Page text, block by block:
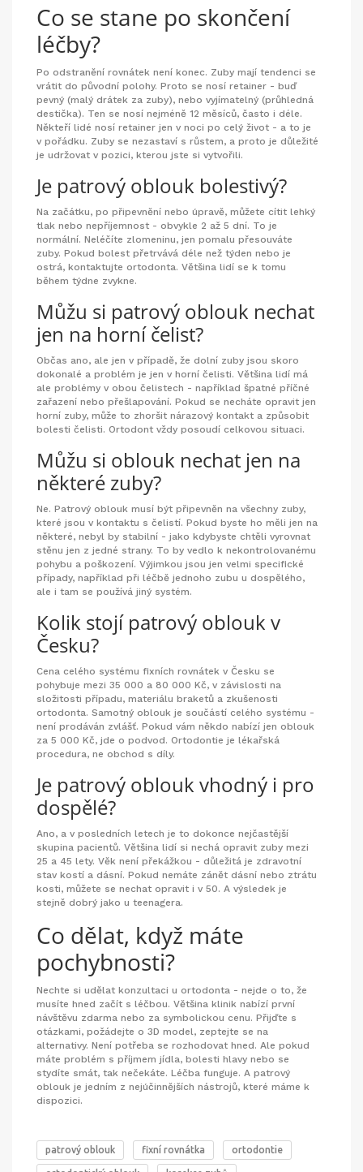
Co se stane po skončení
léčby?
Po odstranění rovnátek není konec. Zuby mají tendenci se
vrátit do původní polohy. Proto se nosí retainer - buď
pevný (malý drátek za zuby), nebo vyjímatelný (průhledná
destička). Ten se nosí nejméně 12 měsíců, často i déle.
Někteří lidé nosí retainer jen v noci po celý život - a to je
v pořádku. Zuby se nezastaví s růstem, a proto je důležité
je udržovat v pozici, kterou jste si vytvořili.
Je patrový oblouk bolestivý?
Na začátku, po připevnění nebo úpravě, můžete cítit lehký
tlak nebo nepříjemnost - obvykle 2 až 5 dní. To je
normální. Neléčíte zlomeninu, jen pomalu přesouváte
zuby. Pokud bolest přetrvává déle než týden nebo je
ostrá, kontaktujte ortodonta. Většina lidí se k tomu
během týdne zvykne.
Můžu si patrový oblouk nechat
jen na horní čelist?
Občas ano, ale jen v případě, že dolní zuby jsou skoro
dokonalé a problém je jen v horní čelisti. Většina lidí má
ale problémy v obou čelistech - například špatné příčné
zařazení nebo přešlapování. Pokud se necháte opravit jen
horní zuby, může to zhoršit nárazový kontakt a způsobit
bolesti čelisti. Ortodont vždy posoudí celkovou situaci.
Můžu si oblouk nechat jen na
některé zuby?
Ne. Patrový oblouk musí být připevněn na všechny zuby,
které jsou v kontaktu s čelistí. Pokud byste ho měli jen na
některé, nebyl by stabilní - jako kdybyste chtěli vyrovnat
stěnu jen z jedné strany. To by vedlo k nekontrolovanému
pohybu a poškození. Výjimkou jsou jen velmi specifické
případy, například při léčbě jednoho zubu u dospělého,
ale i tam se používá jiný systém.
Kolik stojí patrový oblouk v
Česku?
Cena celého systému fixních rovnátek v Česku se
pohybuje mezi 35 000 a 80 000 Kč, v závislosti na
složitosti případu, materiálu braketů a zkušenosti
ortodonta. Samotný oblouk je součástí celého systému -
není prodáván zvlášť. Pokud vám někdo nabízí jen oblouk
za 5 000 Kč, jde o podvod. Ortodontie je lékařská
procedura, ne obchod s díly.
Je patrový oblouk vhodný i pro
dospělé?
Ano, a v posledních letech je to dokonce nejčastější
skupina pacientů. Většina lidí si nechá opravit zuby mezi
25 a 45 lety. Věk není překážkou - důležitá je zdravotní
stav kostí a dásní. Pokud nemáte zánět dásní nebo ztrátu
kosti, můžete se nechat opravit i v 50. A výsledek je
stejně dobrý jako u teenagera.
Co dělat, když máte
pochybnosti?
Nechte si udělat konzultaci u ortodonta - nejde o to, že
musíte hned začít s léčbou. Většina klinik nabízí první
návštěvu zdarma nebo za symbolickou cenu. Přijďte s
otázkami, požádejte o 3D model, zeptejte se na
alternativy. Není potřeba se rozhodovat hned. Ale pokud
máte problém s příjmem jídla, bolesti hlavy nebo se
stydíte smát, tak nečekáte. Léčba funguje. A patrový
oblouk je jedním z nejúčinnějších nástrojů, které máme k
dispozici.
patrový oblouk fixní rovnátka ortodontie